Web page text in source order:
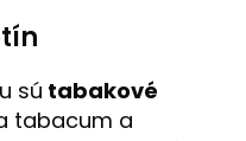
sú tabakové
tabacum a